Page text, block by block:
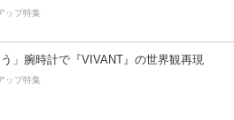
ップ特集
う」腕時計で『VIVANT』の世界観再現
ップ特集